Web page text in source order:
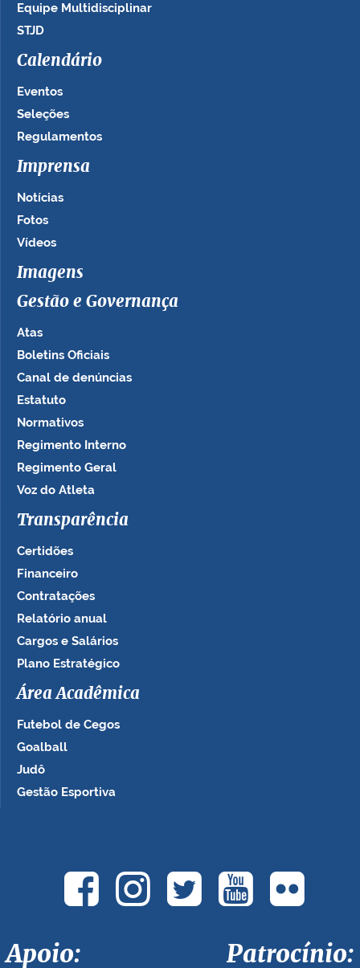
Equipe Multidisciplinar
STJD
Calendário
Eventos
Seleções
Regulamentos
Imprensa
Notícias
Fotos
Vídeos
Imagens
Gestão e Governança
Atas
Boletins Oficiais
Canal de denúncias
Estatuto
Normativos
Regimento Interno
Regimento Geral
Voz do Atleta
Transparência
Certidões
Financeiro
Contratações
Relatório anual
Cargos e Salários
Plano Estratégico
Área Acadêmica
Futebol de Cegos
Goalball
Judô
Gestão Esportiva
Apoio: Patrocínio: